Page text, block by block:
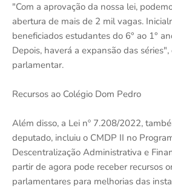
"Com a aprovação da nossa lei,
abertura de mais de 2 mil vagas.
beneficiados estudantes do 6° ao 1°
Depois, haverá a expansão das
parlamentar.
Recursos ao Colégio Dom Pedro
Além disso, a Lei nº 7.208/2022,
deputado, incluiu o CMDP II no
Descentralização Administrativa e
partir de agora pode receber recursos
parlamentares para melhorias das